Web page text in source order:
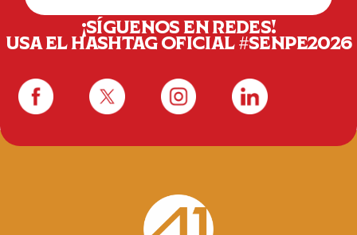
¡SÍGUENOS EN REDES!
USA EL HASHTAG OFICIAL #SENPE2026